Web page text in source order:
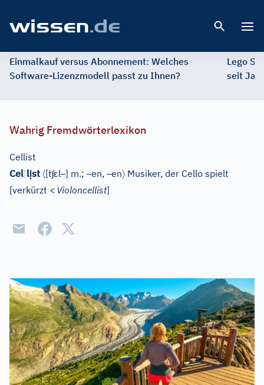
Einmalkauf versus Abonnement: Welches
Software-Lizenzmodell passt zu Ihnen?
Lego
seit
Wahrig Fremdwörterlexikon
Cellist
Cel|lịst 〈[tʃɛl–] m.;–en,–en〉 Musiker, der Cello spielt
[verkürzt < Violoncellist]